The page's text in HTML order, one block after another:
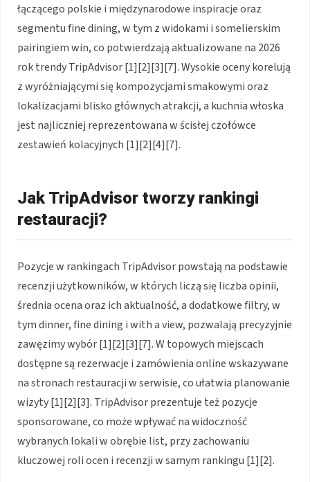
łączącego polskie i międzynarodowe inspiracje oraz
segmentu fine dining, w tym z widokami i somelierskim
pairingiem win, co potwierdzają aktualizowane na 2026
rok trendy TripAdvisor [1][2][3][7]. Wysokie oceny korelują
z wyróżniającymi się kompozycjami smakowymi oraz
lokalizacjami blisko głównych atrakcji, a kuchnia włoska
jest najliczniej reprezentowana w ścisłej czołówce
zestawień kolacyjnych [1][2][4][7].
Jak TripAdvisor tworzy rankingi
restauracji?
Pozycje w rankingach TripAdvisor powstają na podstawie
recenzji użytkowników, w których liczą się liczba opinii,
średnia ocena oraz ich aktualność, a dodatkowe filtry, w
tym dinner, fine dining i with a view, pozwalają precyzyjnie
zawęzimy wybór [1][2][3][7]. W topowych miejscach
dostępne są rezerwacje i zamówienia online wskazywane
na stronach restauracji w serwisie, co ułatwia planowanie
wizyty [1][2][3]. TripAdvisor prezentuje też pozycje
sponsorowane, co może wpływać na widoczność
wybranych lokali w obrębie list, przy zachowaniu
kluczowej roli ocen i recenzji w samym rankingu [1][2].